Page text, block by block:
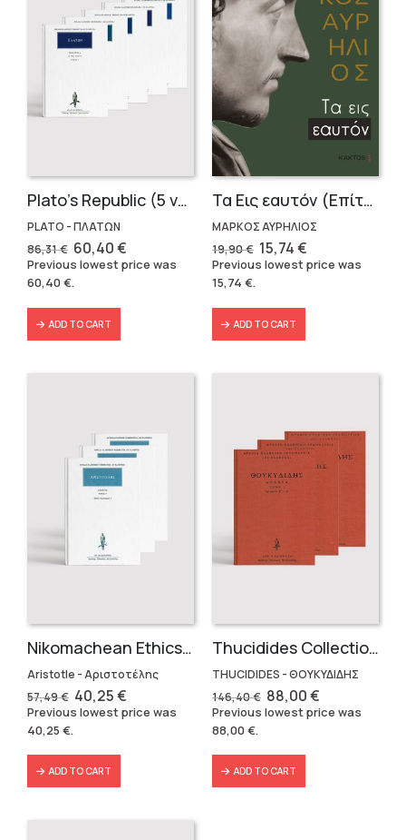
Plato’s Republic (5 volumes)
PLATO - ΠΛΑΤΩΝ
86,31€ Original
price
was:
86,31 €.
60,40€Current
price
is:
Previous lowest price was
60,40€.
ADD TO CART
Τα Εις εαυτόν (Επίτομο) – Μάρκος Αυρήλιος
ΜΑΡΚΟΣ ΑΥΡΗΛΙΟΣ
19,90€ Original
price
was:
15,74€Current
price
is:
Previous lowest price was
15,74 €.
ADD TO CART
Nikomachean Ethics (3 volumes)
Aristotle - Αριστοτέλης
57,49€ Original
price
was:
57,49 €.
40,25€Current
price
is:
Previous lowest price was
40,25 €.
ADD TO CART
Thucidides Collection – Hardbound Edition (4 volumes)
THUCIDIDES - ΘΟΥΚΥΔΙΔΗΣ
146,40€ Original
price
was:
88,00€Current
price
is:
Previous lowest price was
88,00€.
ADD TO CART